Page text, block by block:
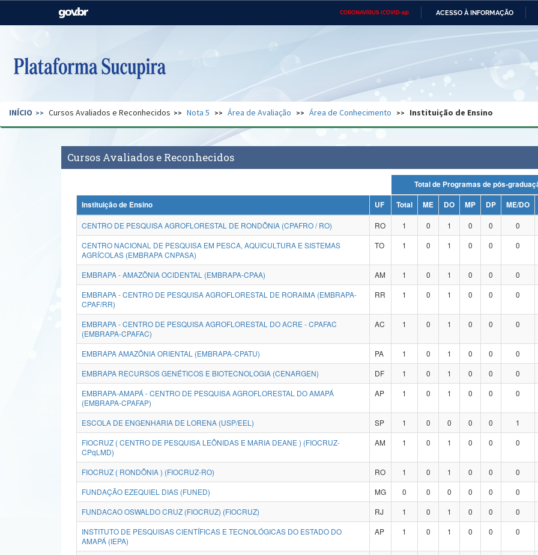
CORONAVÍRUS (COVID-19) ACESSO À INFORMAÇÃO
Casa Civil Ministério das Relações
Pecuária e Abastecimento
Ministério do Desenvolvimento
Regional e
Secretaria de Governo Gabinete de Segurança Advocacia-Geral da União Banco Central do Brasil
INÍCIO Cursos Avaliados e Reconhecidos Nota 5 Área de Avaliação Área de Conhecimento Instituição de Ensino
Cursos Avaliados e Reconhecidos
Total de Programas de pós-
Instituição de Ensino
UF Total ME DO MP DP ME/DO
CENTRO DE PESQUISA AGROFLORESTAL DE RONDÔNIA (CPAFRO / RO)
RO 1 0 1 0 0 0
CENTRO NACIONAL DE PESQUISA EM PESCA, AQUICULTURA E SISTEMAS
AGRÍCOLAS (EMBRAPA CNPASA)
TO 1 0 1 0 0 0
EMBRAPA - AMAZÔNIA OCIDENTAL (EMBRAPA-CPAA) AM 1 0 1 0 0 0
EMBRAPA - CENTRO DE PESQUISA AGROFLORESTAL DE RORAIMA (EMBRAPA-
CPAF/RR)
RR 1 0 1 0 0 0
EMBRAPA - CENTRO DE PESQUISA AGROFLORESTAL DO ACRE - CPAFAC
(EMBRAPA-CPAFAC)
AC 1 0 1 0 0 0
EMBRAPA AMAZÔNIA ORIENTAL (EMBRAPA-CPATU) PA 1 0 1 0 0 0
EMBRAPA RECURSOS GENÉTICOS E BIOTECNOLOGIA (CENARGEN)
DF 1 0 1 0 0 0
EMBRAPA-AMAPÁ - CENTRO DE PESQUISA AGROFLORESTAL DO AMAPÁ
(EMBRAPA-CPAFAP)
AP 1 0 1 0 0 0
ESCOLA DE ENGENHARIA DE LORENA (USP/EEL) SP 1 0 0 0 0 1
FIOCRUZ ( CENTRO DE PESQUISA LEÔNIDAS E MARIA DEANE ) (FIOCRUZ-
CPqLMD)
AM 1 0 1 0 0 0
FIOCRUZ ( RONDÔNIA ) (FIOCRUZ-RO) RO 1 0 1 0 0 0
FUNDAÇÃO EZEQUIEL DIAS (FUNED)
MG 0 0 0 0 0 0
FUNDACAO OSWALDO CRUZ (FIOCRUZ) (FIOCRUZ)
RJ 1 0 1 0 0 0
INSTITUTO DE PESQUISAS CIENTÍFICAS E TECNOLÓGICAS DO ESTADO DO
AMAPÁ (IEPA)
AP 1 0 1 0 0 0